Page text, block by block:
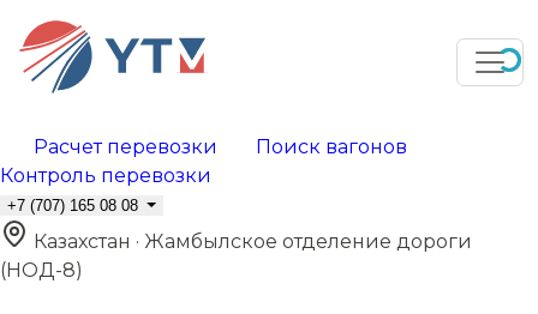
Расчет перевозки
Поиск вагонов
Контроль перевозки
+7 (707) 165 08 08
Казахстан · Жамбылское отделение дороги
(НОД-8)